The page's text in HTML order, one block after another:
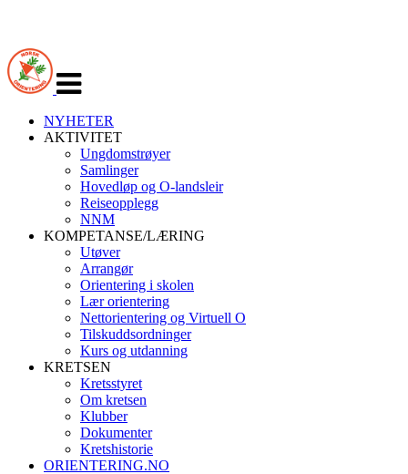
navigasjon
NYHETER
AKTIVITET
Ungdomstrøyer
Samlinger
Hovedløp og O-landsleir
Reiseopplegg
NNM
KOMPETANSE/LÆRING
Utøver
Arrangør
Orientering i skolen
Lær orientering
Nettorientering og Virtuell O
Tilskuddsordninger
Kurs og utdanning
KRETSEN
Kretsstyret
Om kretsen
Klubber
Dokumenter
Kretshistorie
ORIENTERING.NO